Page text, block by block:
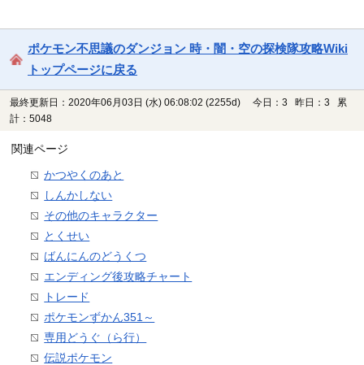
ポケモン不思議のダンジョン 時・闇・空の探検隊攻略Wiki
トップページに戻る
最終更新日：2020年06月03日 (水) 06:08:02 (2255d)
今日：3 昨日：3 累
計：5048
関連ページ
かつやくのあと
しんかしない
その他のキャラクター
とくせい
ばんにんのどうくつ
エンディング後攻略チャート
トレード
ポケモンずかん351～
専用どうぐ（ら行）
伝説ポケモン